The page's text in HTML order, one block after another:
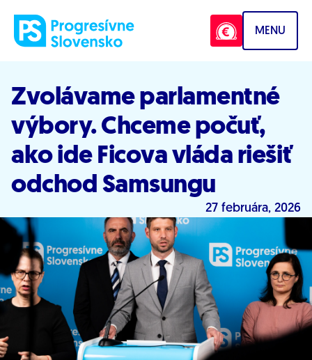
MENU
Zvolávame parlamentné
výbory. Chceme počuť,
ako ide Ficova vláda riešiť
odchod Samsungu
27 februára, 2026